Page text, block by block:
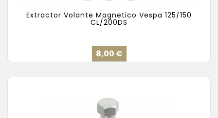
Extractor Volante Magnetico Vespa 125/150
CL/200DS
8,00 €